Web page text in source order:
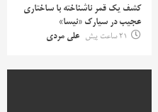
کشف یک قمر ناشناخته با ساختاری
عجیب در سیارک «نیسا»
21 ساعت پیش
علی مردی